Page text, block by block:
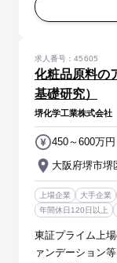
・焼成試験、炉
化粧品原料の
基礎研究）
求人番号：45605
堺化学工業株式会社
大阪府堺市堺
450～600万円
上場企業 大手企業
年間休日120日以上
東証プライム上
ァンデーション